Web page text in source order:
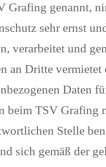
genannt,
sehr ernst
verarbeitet und
an Dritte
Daten
TSV Grafing
Stelle
sich gemäß der